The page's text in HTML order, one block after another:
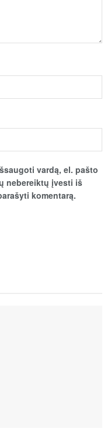
vardą, el. pašto
nebereiktų įvesti iš
komentarą.